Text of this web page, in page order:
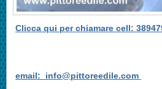
Clicca qui per chiamare cell:
email: info@pittoreedile.com